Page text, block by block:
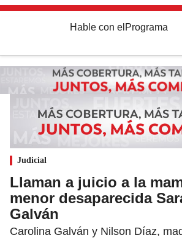
Hable con el Programa
Judicial
Llaman a juicio a la
menor desaparecida
Galván
Carolina Galván y Nilson Díaz,